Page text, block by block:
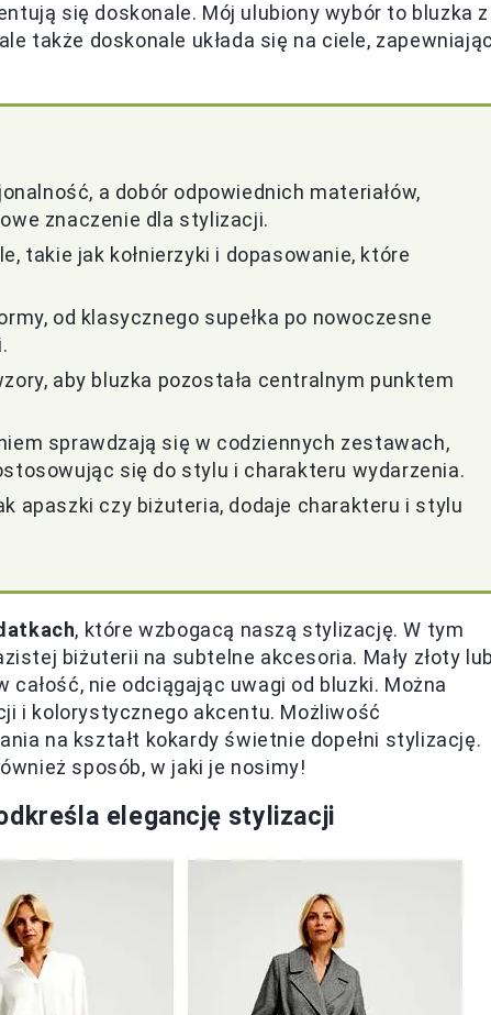
się doskonale. Mój ulubiony wybór to bluzka z
także doskonale układa się na ciele,
a dobór odpowiednich materiałów,
znaczenie dla stylizacji.
takie jak kołnierzyki i dopasowanie, które
od klasycznego supełka po nowoczesne
aby bluzka pozostała centralnym punktem
sprawdzają się w codziennych zestawach,
się do stylu i charakteru wydarzenia.
apaszki czy biżuteria, dodaje charakteru i stylu
, które wzbogacą naszą stylizację. W tym
biżuterii na subtelne akcesoria. Mały złoty
nie odciągając uwagi od bluzki. Można
i kolorystycznego akcentu. Możliwość
na kształt kokardy świetnie dopełni stylizację.
sposób, w jaki je nosimy!
elegancję stylizacji